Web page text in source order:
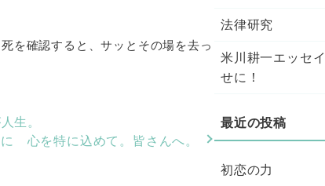
を確認すると、サッとその場を去っ
生。
心を特に込めて。皆さんへ。
法律研究
米川耕一エッセ
せに！
初恋の力